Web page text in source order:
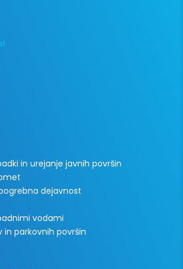
in urejanje javnih površin
dejavnost
vodami
in parkovnih površin